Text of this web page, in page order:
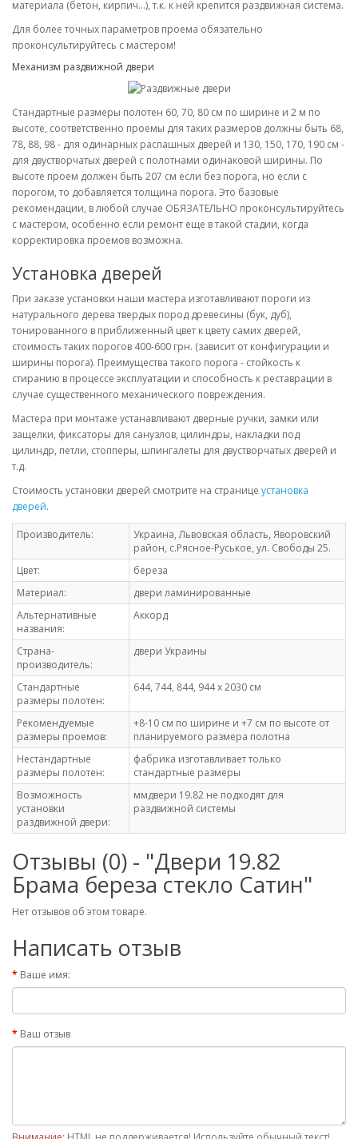
материала (бетон, кирпич...), т.к. к ней крепится раздвижная система.
Для более точных параметров проема обязательно
проконсультируйтесь с мастером!
Механизм раздвижной двери
Стандартные размеры полотен 60, 70, 80 см по ширине и 2 м по
высоте, соответственно проемы для таких размеров должны быть 68,
78, 88, 98 - для одинарных распашных дверей и 130, 150, 170, 190 см -
для двустворчатых дверей с полотнами одинаковой ширины. По
высоте проем должен быть 207 см если без порога, но если с
порогом, то добавляется толщина порога. Это базовые
рекомендации, в любой случае ОБЯЗАТЕЛЬНО проконсультируйтесь
с мастером, особенно если ремонт еще в такой стадии, когда
корректировка проемов возможна.
Установка дверей
При заказе установки наши мастера изготавливают пороги из
натурального дерева твердых пород древесины (бук, дуб),
тонированного в приближенный цвет к цвету самих дверей,
стоимость таких порогов 400-600 грн. (зависит от конфигурации и
ширины порога). Преимущества такого порога - стойкость к
стиранию в процессе эксплуатации и способность к реставрации в
случае существенного механического повреждения.
Мастера при монтаже устанавливают дверные ручки, замки или
защелки, фиксаторы для санузлов, цилиндры, накладки под
цилиндр, петли, стопперы, шпингалеты для двустворчатых дверей и
т.д.
Стоимость установки дверей смотрите на странице установка
дверей.
Производитель:
Украина, Львовская область, Яворовский
район, с.Рясное-Руськое, ул. Свободы 25.
Цвет:
береза
Материал:
двери ламинированные
Альтернативные
названия:
Аккорд
Страна-
производитель:
двери Украины
Стандартные
размеры полотен:
644, 744, 844, 944 х 2030 см
Рекомендуемые
размеры проемов:
+8-10 см по ширине и +7 см по высоте от
планируемого размера полотна
Нестандартные
размеры полотен:
фабрика изготавливает только
стандартные размеры
Возможность
установки
раздвижной двери:
ммдвери 19.82 не подходят для
раздвижной системы
Отзывы (0) - "Двери 19.82
Брама береза стекло Сатин"
Нет отзывов об этом товаре.
Написать отзыв
Ваше имя:
Ваш отзыв